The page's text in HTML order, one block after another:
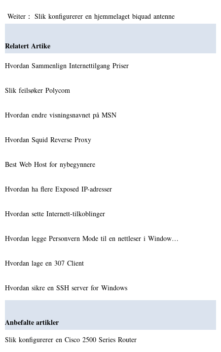
Weiter： Slik konfigurerer en hjemmelaget biquad antenne
Relatert Artike
Hvordan Sammenlign Internettilgang Priser
Slik feilsøker Polycom
Hvordan endre visningsnavnet på MSN
Hvordan Squid Reverse Proxy
Best Web Host for nybegynnere
Hvordan ha flere Exposed IP-adresser
Hvordan sette Internett-tilkoblinger
Hvordan legge Personvern Mode til en nettleser i Window…
Hvordan lage en 307 Client
Hvordan sikre en SSH server for Windows
Anbefalte artikler
Slik konfigurerer en Cisco 2500 Series Router